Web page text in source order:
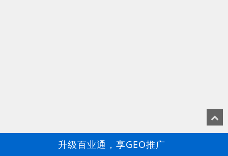
升级百业通，享GEO推广